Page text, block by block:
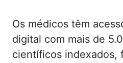
Os médicos têm
digital com mais de
científicos indexados,